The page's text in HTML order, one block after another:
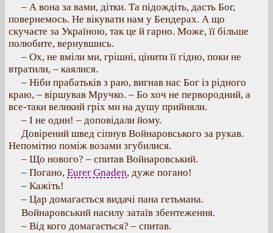
– А вона за вами, дітки. Та підождіть, дасть Бог,
повернемось. Не вікувати нам у Бендерах. А що
скучаєте за Україною, так це й гарно. Може, її більше
полюбите, вернувшись.
– Ох, не вміли ми, грішні, цінити її гідно, поки не
втратили, – каялися.
– Ніби прабатьків з раю, вигнав нас Бог із рідного
краю, – віршував Мручко. – Бо хоч не первородний, а
все-таки великий гріх ми на душу прийняли.
– І не один! – доповідали йому.
Довірений швед сіпнув Войнаровського за рукав.
Непомітно поміж возами згубилися.
– Що нового? – спитав Войнаровський.
– Погано, Eurer Gnaden, дуже погано!
– Кажіть!
– Цар домагається видачі пана гетьмана.
Войнаровський насилу затаїв збентеження.
– Від кого домагається? – спитав.